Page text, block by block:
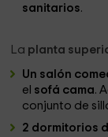
sanitarios.
La planta
Un salón
el sofá cama.
conjunto de
2 dormitorios